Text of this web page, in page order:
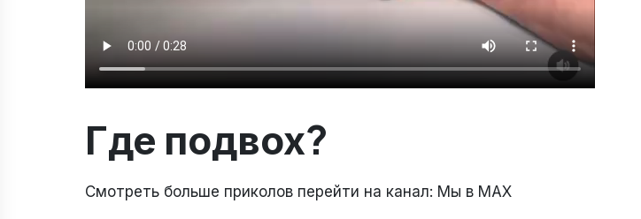
Где подвох?
Смотреть больше приколов перейти на канал: Мы в МАХ